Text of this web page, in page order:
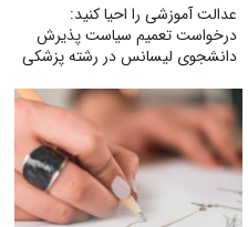
عدالت آموزشی را احیا کنید:
درخواست تعمیم سیاست پذیرش
دانشجوی لیسانس در رشته پزشکی
تیپ یک کشور